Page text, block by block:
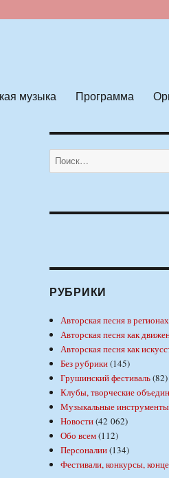
музыка Программа
Искать:
РУБРИКИ
Авторская песня в регионах
Авторская песня как
Авторская песня как
Без рубрики(145)
Грушинский фестиваль(82)
Клубы, творческие
Музыкальные инструменты
Новости(42 062)
Обо всем(112)
Персоналии(134)
Фестивали, конкурсы,